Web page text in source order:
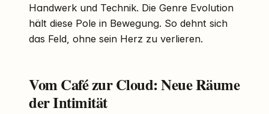
Handwerk und Technik. Die Genre Evolution
hält diese Pole in Bewegung. So dehnt sich
das Feld, ohne sein Herz zu verlieren.
Vom Café zur Cloud: Neue Räume
der Intimität